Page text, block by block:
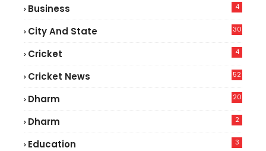
Business 4
City And State 30
Cricket 4
Cricket News
52
Dharm 20
Dharm 2
Education 3